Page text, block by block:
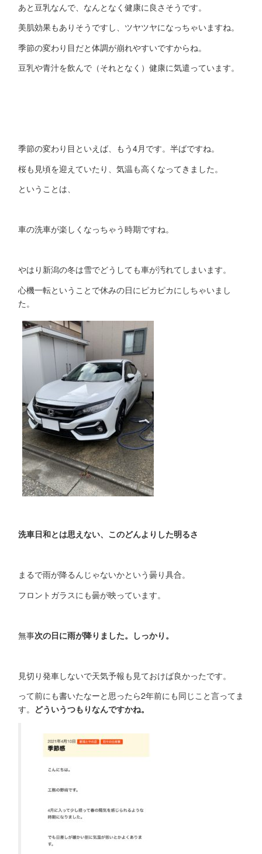
あと豆乳なんで、なんとなく健康に良さそうです。
美肌効果もありそうですし、ツヤツヤになっちゃいますね。
季節の変わり目だと体調が崩れやすいですからね。
豆乳や青汁を飲んで（それとなく）健康に気遣っています。
季節の変わり目といえば、もう4月です。半ばですね。
桜も見頃を迎えていたり、気温も高くなってきました。
ということは、
車の洗車が楽しくなっちゃう時期ですね。
やはり新潟の冬は雪でどうしても車が汚れてしまいます。
心機一転ということで休みの日にピカピカにしちゃいまし
た。
洗車日和とは思えない、このどんよりした明るさ
まるで雨が降るんじゃないかという曇り具合。
フロントガラスにも曇が映っています。
無事次の日に雨が降りました。しっかり。
見切り発車しないで天気予報も見ておけば良かったです。
って前にも書いたなーと思ったら2年前にも同じこと言ってま
す。 どういうつもりなんですかね。